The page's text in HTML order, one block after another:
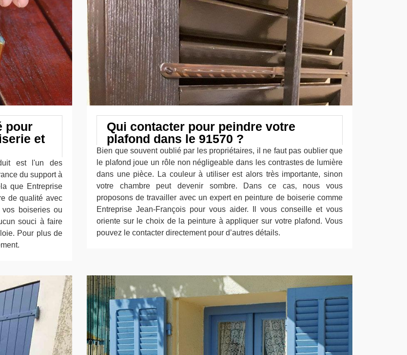
pour
et
est l'un des
du support à
que Entreprise
de qualité avec
boiseries ou
souci à faire
Pour plus de
Qui contacter pour peindre votre
plafond dans le 91570 ?
Bien que souvent oublié par les propriétaires, il ne faut pas oublier que
le plafond joue un rôle non négligeable dans les contrastes de lumière
dans une pièce. La couleur à utiliser est alors très importante, sinon
votre chambre peut devenir sombre. Dans ce cas, nous vous
proposons de travailler avec un expert en peinture de boiserie comme
Entreprise Jean-François pour vous aider. Il vous conseille et vous
oriente sur le choix de la peinture à appliquer sur votre plafond. Vous
pouvez le contacter directement pour d’autres détails.